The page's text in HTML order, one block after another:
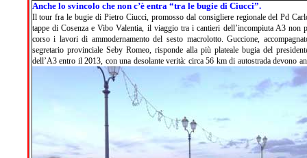
Anche lo svincolo che non c’è entra “tra le bugie di Ciucci”.
Il tour fra le bugie di Pietro Ciucci, promosso dal consigliere regionale del Pd
tappe di Cosenza e Vibo Valentia, il viaggio tra i cantieri dell’incompiuta A3 non
corso i lavori di ammodernamento del sesto macrolotto. Guccione,
segretario provinciale Seby Romeo, risponde alla più plateale bugia del
dell’A3 entro il 2013, con una desolante verità: circa 56 km di autostrada devono